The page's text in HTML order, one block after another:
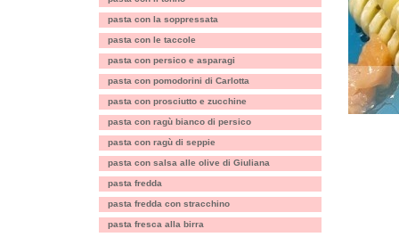
pasta con la soppressata
pasta con le taccole
pasta con persico e asparagi
pasta con pomodorini di Carlotta
pasta con prosciutto e zucchine
pasta con ragù bianco di persico
pasta con ragù di seppie
pasta con salsa alle olive di Giuliana
pasta fredda
pasta fredda con stracchino
pasta fresca alla birra